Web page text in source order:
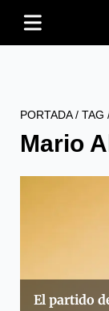
PORTADA/ TAG
Mario
El partido